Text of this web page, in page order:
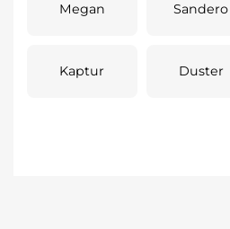
Megan Sandero
Kaptur Duster